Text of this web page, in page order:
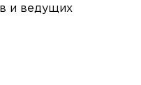
и ведущих